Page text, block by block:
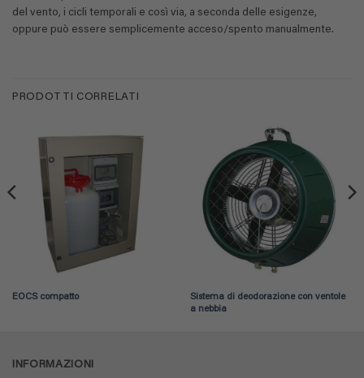
del vento, i cicli temporali e così via, a seconda delle esigenze,
oppure può essere semplicemente acceso/spento manualmente.
PRODOTTI CORRELATI
EOCS compatto
Sistema di deodorazione con ventole
a nebbia
INFORMAZIONI